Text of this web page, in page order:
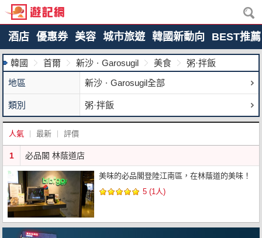
酒店 優惠券 美容 城市旅遊 韓國新動向 BEST推薦
韓國 首爾 新沙ㆍGarosugil 美食
粥·拌飯
地區
新沙ㆍGarosugil全部
類別 粥·拌飯
人氣 最新 評價
1 必品閣 林蔭道店
美味的必品閣登陸江南區，在林蔭道的美味！
5 (1人)